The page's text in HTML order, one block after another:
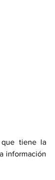
tiene la
información